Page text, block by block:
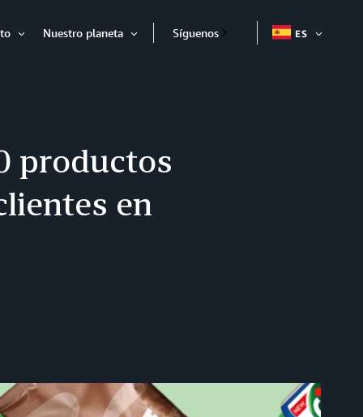
Nuestro planeta
Expandir
Síguenos ES
productos
en